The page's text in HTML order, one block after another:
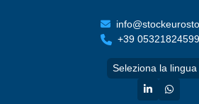
+39 05321824599
Seleziona la lingua
linkedin